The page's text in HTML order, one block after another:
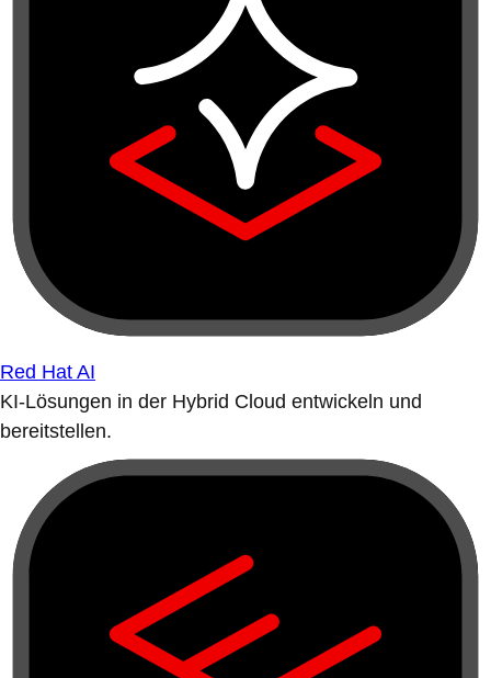
Red Hat AI
KI-Lösungen in der Hybrid Cloud entwickeln und
bereitstellen.